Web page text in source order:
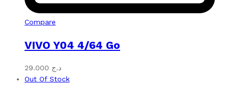
Compare
VIVO Y04 4/64 Go
د.ج
Out Of Stock